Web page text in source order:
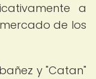
a
de los
y "Catan"